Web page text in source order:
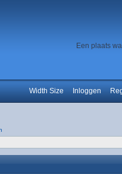
Een plaats
Width Size Inloggen